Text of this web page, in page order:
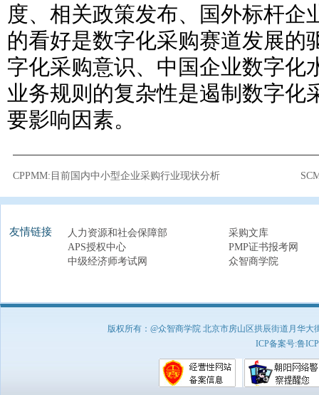
度、相关政策发布、国外标杆企
的看好是数字化采购赛道发展的
字化采购意识、中国企业数字化
业务规则的复杂性是遏制数字化
要影响因素。
CPPMM:目前国内中小型企业采购行业现状分析
友情链接 人力资源和社会保障部
采购文库
APS授权中心
PMP证书报考网
中级经济师考试网
众智商学院
版权所有：@众智商学院 北京市房山区拱辰街道月华
ICP备案号:鲁